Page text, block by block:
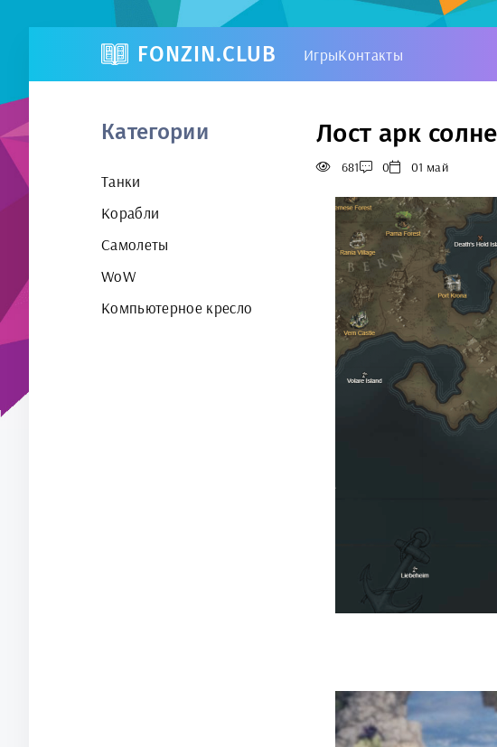
FONZIN.CLUB ИгрыКонтакты
Категории
Танки
Корабли
Самолеты
WoW
Компьютерное кресло
Лост арк
681 0 01 май